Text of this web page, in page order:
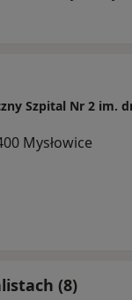
Szpital Nr 2 im.
Mysłowice
(8)